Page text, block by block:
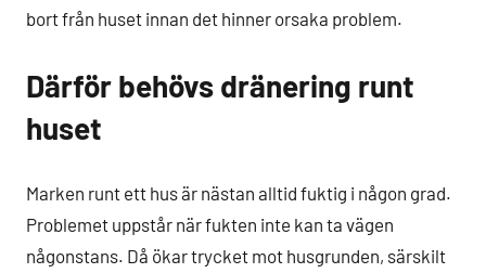
bort från huset innan det hinner orsaka problem.
Därför behövs dränering runt
huset
Marken runt ett hus är nästan alltid fuktig i någon grad.
Problemet uppstår när fukten inte kan ta vägen
någonstans. Då ökar trycket mot husgrunden, särskilt